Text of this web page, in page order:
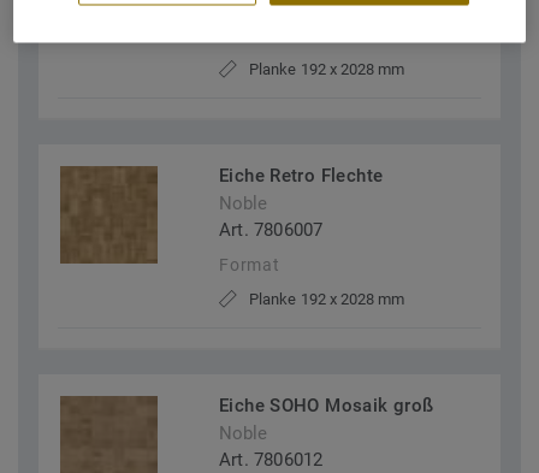
Planke 192 x 2028 mm
Eiche Retro Flechte
Noble
Art. 7806007
Format
Planke 192 x 2028 mm
Eiche SOHO Mosaik groß
Noble
Art. 7806012